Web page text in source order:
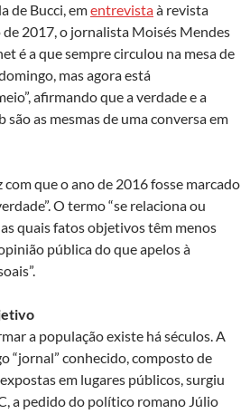
de Bucci, ementrevistaà revista
de 2017, o jornalista Moisés Mendes
é a que sempre circulou na mesa de
mas agora está
afirmando que a verdade e a
as mesmas de uma conversa em
com que o ano de 2016 fosse marcado
O termo “se relaciona ou
quais fatos objetivos têm menos
pública do que apelos à
a população existe há séculos. A
“jornal” conhecido, composto de
em lugares públicos, surgiu
a pedido do político romano Júlio